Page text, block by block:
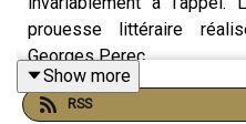
prouesse littéraire
Georges Perec.
Show more
RSS